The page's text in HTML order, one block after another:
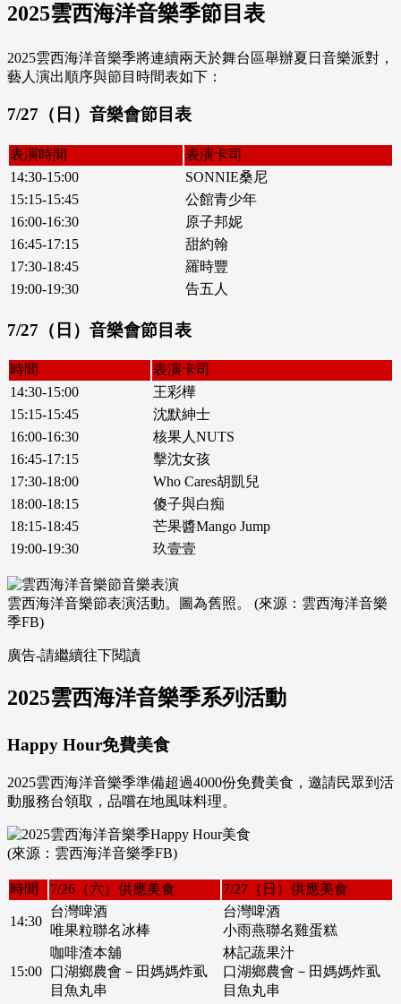
2025雲西海洋音樂季節目表
2025雲西海洋音樂季將連續兩天於舞台區舉辦夏日音樂派對，
藝人演出順序與節目時間表如下：
7/27（日）音樂會節目表
表演時間
表演卡司
14:30-15:00
SONNIE桑尼
15:15-15:45
公館青少年
16:00-16:30
原子邦妮
16:45-17:15
甜約翰
17:30-18:45
羅時豐
19:00-19:30
告五人
7/27（日）音樂會節目表
時間
表演卡司
14:30-15:00
王彩樺
15:15-15:45
沈默紳士
16:00-16:30
核果人NUTS
16:45-17:15
擊沈女孩
17:30-18:00
Who Cares胡凱兒
18:00-18:15
傻子與白痴
18:15-18:45
芒果醬Mango Jump
19:00-19:30
玖壹壹
雲西海洋音樂節表演活動。圖為舊照。 (來源：雲西海洋音樂
季FB)
廣告-請繼續往下閱讀
2025雲西海洋音樂季系列活動
Happy Hour免費美食
2025雲西海洋音樂季準備超過4000份免費美食，邀請民眾到活
動服務台領取，品嚐在地風味料理。
(來源：雲西海洋音樂季FB)
時間 7/26（六）供應美食 7/27（日）供應美食
14:30
台灣啤酒
唯果粒聯名冰棒
台灣啤酒
小雨燕聯名雞蛋糕
15:00
咖啡渣本舖
口湖鄉農會－田媽媽炸虱
目魚丸串
林記蔬果汁
口湖鄉農會－田媽媽炸虱
目魚丸串